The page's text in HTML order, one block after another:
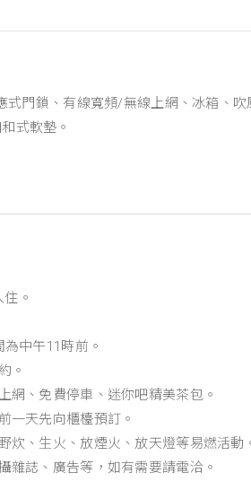
式門鎖、有線寬頻/無線上網、冰箱、
式軟墊。
。
中午11時前。
。
、免費停車、迷你吧精美茶包。
一天先向櫃檯預訂。
、生火、放煙火、放天燈等易燃活動
誌、廣告等，如有需要請電洽。